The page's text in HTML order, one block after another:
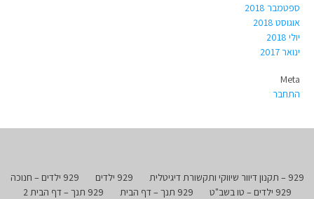
ספטמבר 2018
אוגוסט 2018
יולי 2018
ינואר 2017
Meta
התחבר
929 – תקנון דיוור שיווקי ותקשורת דיגיטלית 929 ילדים
929 ילדים – חנוכה
929 ילדים – טו בשב"ט
929 תנך – דף הבית
929 תנך – דף הבית 2